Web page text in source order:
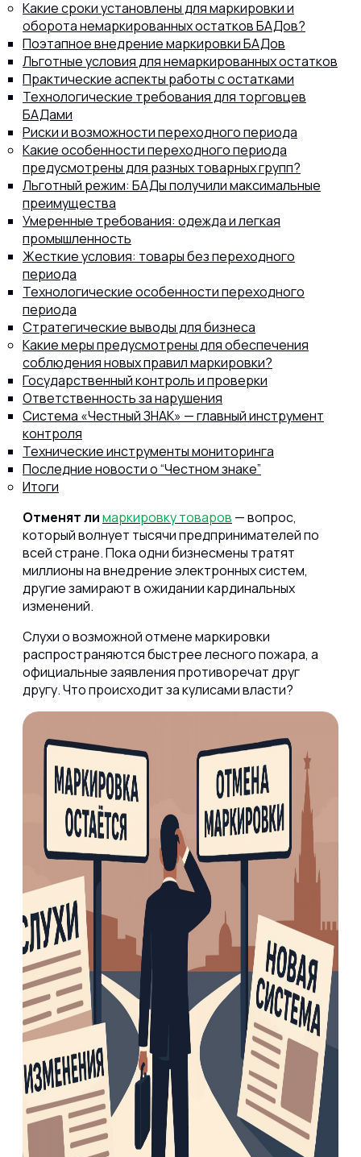
8 (800) 302-77-51ПЕРЕЗВОНИТЬ ВАМ?
Какие сроки установлены для маркировки и
оборота немаркированных остатков БАДов?
Поэтапное внедрение маркировки БАДов
Льготные условия для немаркированных остатков
Практические аспекты работы с остатками
Технологические требования для торговцев
БАДами
Риски и возможности переходного периода
Какие особенности переходного периода
предусмотрены для разных товарных групп?
Льготный режим: БАДы получили максимальные
преимущества
Умеренные требования: одежда и легкая
промышленность
Жесткие условия: товары без переходного
периода
Технологические особенности переходного
периода
Стратегические выводы для бизнеса
Какие меры предусмотрены для обеспечения
соблюдения новых правил маркировки?
Государственный контроль и проверки
Ответственность за нарушения
Система «Честный ЗНАК» — главный инструмент
контроля
Технические инструменты мониторинга
Последние новости о “Честном знаке”
Итоги
Отменят лимаркировку товаров — вопрос,
который волнует тысячи предпринимателей по
всей стране. Пока одни бизнесмены тратят
миллионы на внедрение электронных систем,
другие замирают в ожидании кардинальных
изменений.
Слухи о возможной отмене маркировки
распространяются быстрее лесного пожара, а
официальные заявления противоречат друг
другу. Что происходит за кулисами власти?